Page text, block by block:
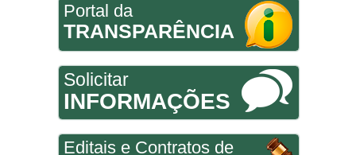
Portal da
TRANSPARÊNCIA
Solicitar
INFORMAÇÕES
Editais e Contratos de